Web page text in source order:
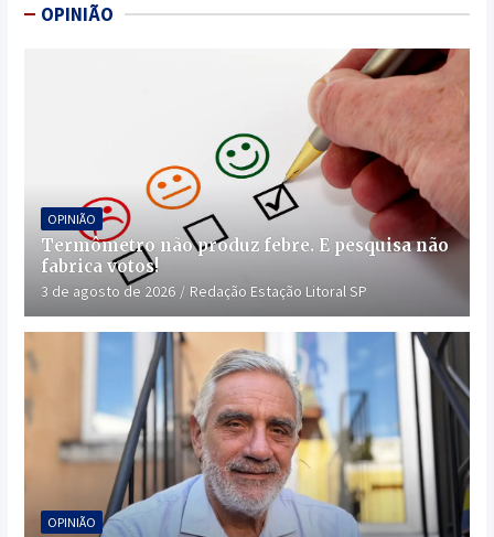
OPINIÃO
OPINIÃO
Termômetro não produz febre. E pesquisa não
fabrica votos!
3 de agosto de 2026 Redação Estação Litoral SP
OPINIÃO